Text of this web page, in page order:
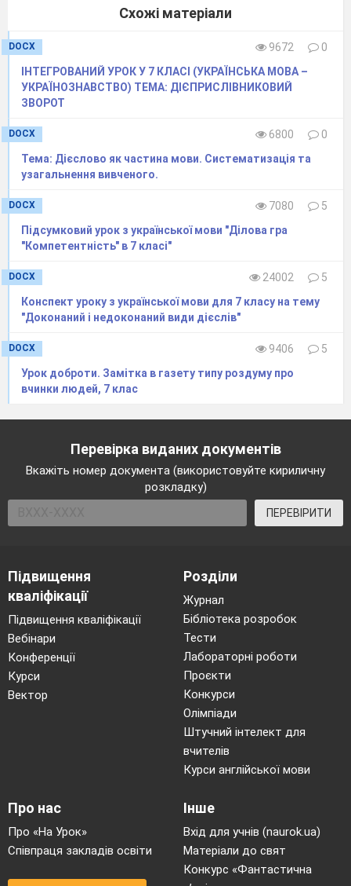
Г купіть, поводитись, верти, зумій
Правильно утворено форму
наказового способу дієслів у рядку
А пішли
Г давай поговоримо
Усі дієслова умовного способу в
А сіли б, почистив би, нехай оглянуть,
здайте
В їв би, оглянули б, розповіла б, приніс
відремонтуйте
Дієслово майбутнього часу є в
реченні
сліду, на воді не проореш тривкої межі.
Б Ходить мати в городі. І лащиться
плюшевий песик.
В Синиці голос-голосок один не збляк,
один не змок, голками сиплеться
Г Тихий вечір погожий мені серце
Усі дієслова належать до І
дієвідміни в рядку
А дивитись, одягатись, вчитись,
виконати
Б пекти, стояти, вантажиш, починати
Схожі матеріали
DOCX 9672
0
ІНТЕГРОВАНИЙ УРОК У 7 КЛАСІ (УКРАЇНСЬКА МОВА –
УКРАЇНОЗНАВСТВО) ТЕМА: ДІЄПРИСЛІВНИКОВИЙ
ЗВОРОТ
DOCX 6800
0
Тема: Дієслово як частина мови. Систематизація та
узагальнення вивченого.
DOCX 7080
5
Підсумковий урок з української мови "Ділова гра
"Компетентність" в 7 класі"
DOCX 24002
5
Конспект уроку з української мови для 7 класу на тему
"Доконаний і недоконаний види дієслів"
DOCX 9406
5
Урок доброти. Замітка в газету типу роздуму про
вчинки людей, 7 клас
Перевірка виданих документів
Вкажіть номер документа (використовуйте кириличну
розкладку)
ПЕРЕВІРИТИ
Підвищення
кваліфікації
Підвищення кваліфікації
Вебінари
Конференції
Курси
Вектор
Розділи
Журнал
Бібліотека розробок
Тести
Лабораторні роботи
Проєкти
Конкурси
Олімпіади
Штучний інтелект для
вчителів
Курси англійської мови
Про нас
Про «На Урок»
Співпраця закладів освіти
Інше
Вхід для учнів (naurok.ua)
Матеріали до свят
Конкурс «Фантастична